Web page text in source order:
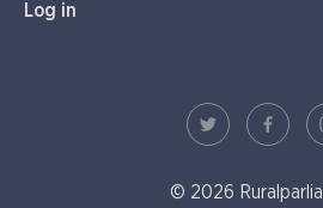
Log in
© 2026